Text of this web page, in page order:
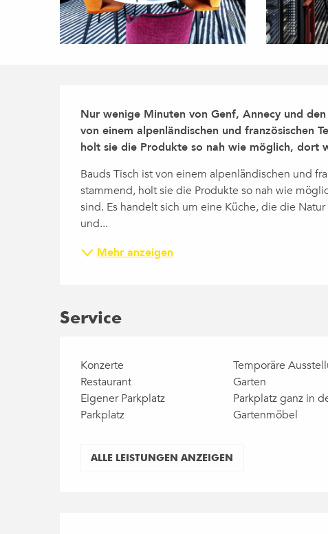
Beschreibung
Nur wenige Minuten von Genf, Annecy und
von einem alpenländischen und französischen
holt sie die Produkte so nah wie möglich, dort
Bauds Tisch ist von einem alpenländischen und
stammend, holt sie die Produkte so nah wie
sind. Es handelt sich um eine Küche, die die
und...
Mehr anzeigen
Service
Konzerte Temporäre
Restaurant
Garten
Eigener Parkplatz
Parkplatz ganz in
Parkplatz
Gartenmöbel
ALLE LEISTUNGEN ANZEIGEN